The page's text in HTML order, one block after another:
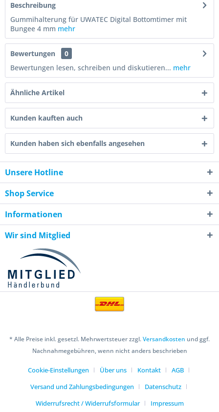
Beschreibung
Gummihalterung für UWATEC Digital Bottomtimer mit
Bungee 4 mm mehr
Bewertungen
0
Bewertungen lesen, schreiben und diskutieren... mehr
Ähnliche Artikel
Kunden kauften auch
Kunden haben sich ebenfalls angesehen
Unsere Hotline
Shop Service
Informationen
Wir sind Mitglied
* Alle Preise inkl. gesetzl. Mehrwertsteuer zzgl.Versandkosten und ggf.
Nachnahmegebühren, wenn nicht anders beschrieben
Cookie-Einstellungen Über uns Kontakt
AGB
Versand und Zahlungsbedingungen
Datenschutz
Widerrufsrecht / Widerrufsformular
Impressum